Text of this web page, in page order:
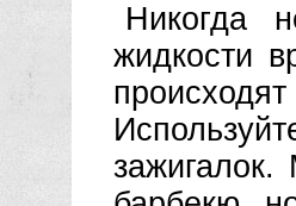
Никогда
жидкости